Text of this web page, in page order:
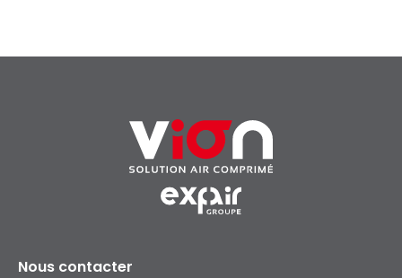
Nous contacter